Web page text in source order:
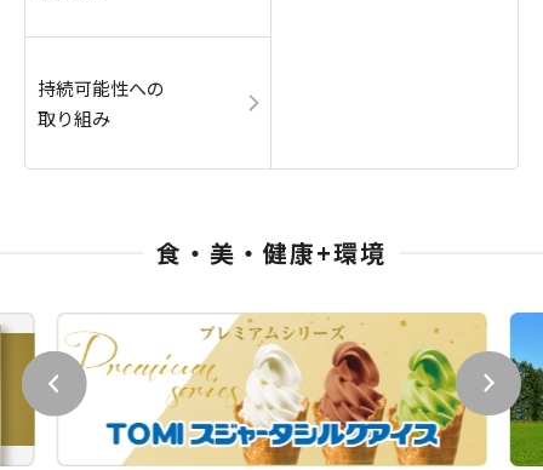
持続可能性への
取り組み
食・美・健康+環境